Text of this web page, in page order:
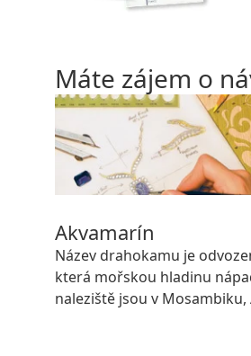
Máte zájem o
Akvamarín
Název drahokamu je
která mořskou hladinu
naleziště jsou v